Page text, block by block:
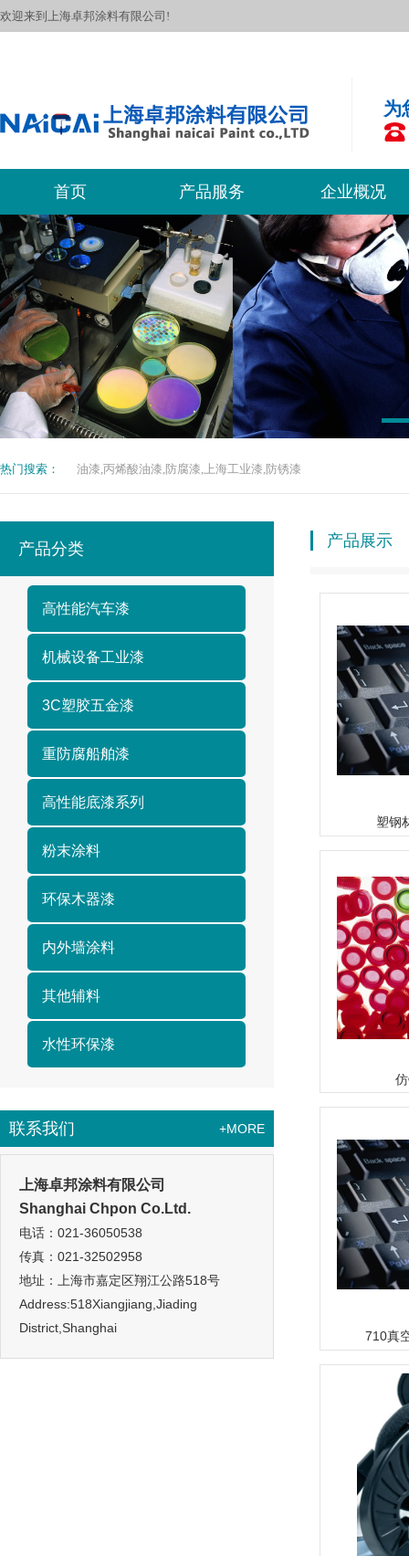
欢迎来到上海卓邦涂料有限公司!
为
首页 产品服务 企业概况
热门搜索： 油漆,丙烯酸油漆,防腐漆,上海工业漆,防锈漆
产品分类
高性能汽车漆
机械设备工业漆
3C塑胶五金漆
重防腐船舶漆
高性能底漆系列
粉末涂料
环保木器漆
内外墙涂料
其他辅料
水性环保漆
+MORE
联系我们
上海卓邦涂料有限公司
Shanghai Chpon Co.Ltd.
电话：021-36050538
传真：021-32502958
地址：上海市嘉定区翔江公路518号
Address:518Xiangjiang,Jiading
District,Shanghai
产品展示
塑钢
710真